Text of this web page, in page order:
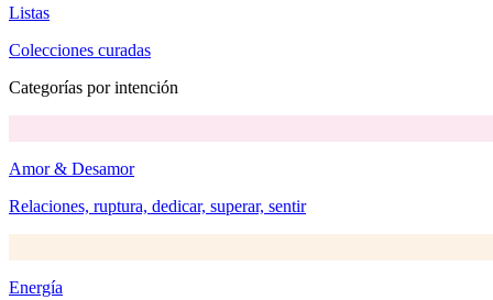
Listas
Colecciones curadas
Categorías por intención
Amor & Desamor
Relaciones, ruptura, dedicar, superar, sentir
Energía